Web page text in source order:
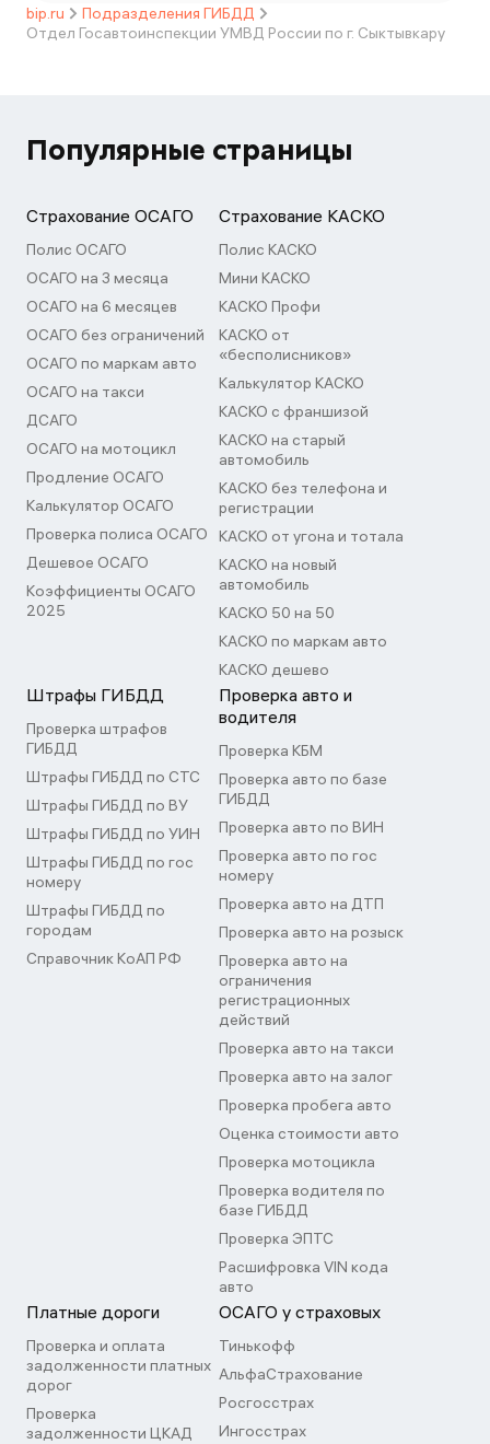
bip.ru
Подразделения ГИБДД
Отдел Госавтоинспекции УМВД России по г. Сыктывкару
Популярные страницы
Страхование ОСАГО
Полис ОСАГО
ОСАГО на 3 месяца
ОСАГО на 6 месяцев
ОСАГО без ограничений
ОСАГО по маркам авто
ОСАГО на такси
ДСАГО
ОСАГО на мотоцикл
Продление ОСАГО
Калькулятор ОСАГО
Проверка полиса ОСАГО
Дешевое ОСАГО
Коэффициенты ОСАГО
2025
Страхование КАСКО
Полис КАСКО
Мини КАСКО
КАСКО Профи
КАСКО от
«бесполисников»
Калькулятор КАСКО
КАСКО с франшизой
КАСКО на старый
автомобиль
КАСКО без телефона и
регистрации
КАСКО от угона и тотала
КАСКО на новый
автомобиль
КАСКО 50 на 50
КАСКО по маркам авто
КАСКО дешево
Штрафы ГИБДД
Проверка штрафов
ГИБДД
Штрафы ГИБДД по СТС
Штрафы ГИБДД по ВУ
Штрафы ГИБДД по УИН
Штрафы ГИБДД по гос
номеру
Штрафы ГИБДД по
городам
Справочник КоАП РФ
Проверка авто и
водителя
Проверка КБМ
Проверка авто по базе
ГИБДД
Проверка авто по ВИН
Проверка авто по гос
номеру
Проверка авто на ДТП
Проверка авто на розыск
Проверка авто на
ограничения
регистрационных
действий
Проверка авто на такси
Проверка авто на залог
Проверка пробега авто
Оценка стоимости авто
Проверка мотоцикла
Проверка водителя по
базе ГИБДД
Проверка ЭПТС
Расшифровка VIN кода
авто
Платные дороги
Проверка и оплата
задолженности платных
дорог
Проверка
задолженности ЦКАД
ОСАГО у страховых
Тинькофф
АльфаСтрахование
Росгосстрах
Ингосстрах